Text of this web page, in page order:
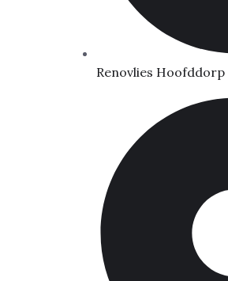
Renovlies Hoofddorp